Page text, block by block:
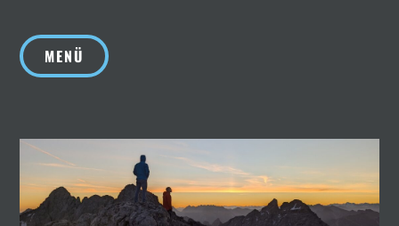
springen
MENÜ